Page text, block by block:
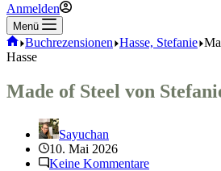
Anmelden
Menü
Start
Buchrezensionen Hasse, Stefanie
Hasse
Made of Steel von
Sayuchan
10. Mai 2026
Keine Kommentare